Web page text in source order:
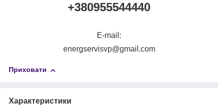
+380955544440
E-mail:
energservisvp@gmail.com
Приховати
Характеристики